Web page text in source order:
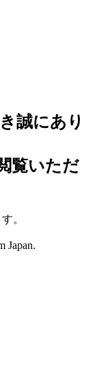
誠にあり
覧いただ
。
Japan.